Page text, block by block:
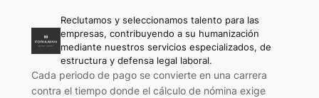
Reclutamos y seleccionamos talento para las
empresas, contribuyendo a su humanización
mediante nuestros servicios especializados, de
estructura y defensa legal laboral.
Cada periodo de pago se convierte en una carrera
contra el tiempo donde el cálculo de nómina exige